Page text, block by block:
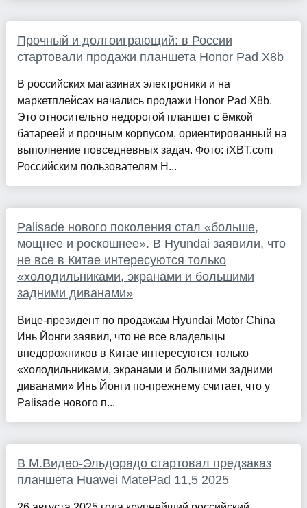
Прочный и долгоиграющий: в России
стартовали продажи планшета Honor Pad X8b
В российских магазинах электроники и на
маркетплейсах начались продажи Honor Pаd Х8b.
Это относительно недорогой планшет с ёмкой
батареей и прочным корпусом, ориентированный на
выполнение повседневных задач. Фото: iXBT.com
Российским пользователям H...
Palisade нового поколения стал «больше,
мощнее и роскошнее». В Hyundai заявили, что
не все в Китае интересуются только
«холодильниками, экранами и большими
задними диванами»
Вице-президент по продажам Hyundai Motor China
Инь Йонги заявил, что не все владельцы
внедорожников в Китае интересуются только
«холодильниками, экранами и большими задними
диванами» Инь Йонги по-прежнему считает, что у
Palisade нового п...
В М.Видео-Эльдорадо стартовал предзаказ
планшета Huawei MatePad 11,5 2025